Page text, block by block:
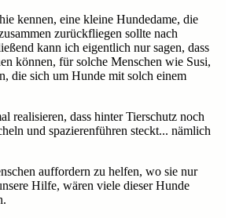
kennen, eine kleine Hundedame, die
zurückfliegen sollte nach
kann ich eigentlich nur sagen, dass
können, für solche Menschen wie Susi,
die sich um Hunde mit solch einem
realisieren, dass hinter Tierschutz noch
und spazierenführen steckt... nämlich
auffordern zu helfen, wo sie nur
Hilfe, wären viele dieser Hunde